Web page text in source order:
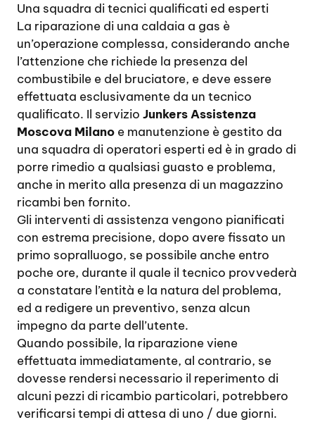
Una squadra di tecnici qualificati ed esperti
La riparazione di una caldaia a gas è
un’operazione complessa, considerando anche
l’attenzione che richiede la presenza del
combustibile e del bruciatore, e deve essere
effettuata esclusivamente da un tecnico
qualificato. Il servizio Junkers Assistenza
Moscova Milano e manutenzione è gestito da
una squadra di operatori esperti ed è in grado di
porre rimedio a qualsiasi guasto e problema,
anche in merito alla presenza di un magazzino
ricambi ben fornito.
Gli interventi di assistenza vengono pianificati
con estrema precisione, dopo avere fissato un
primo sopralluogo, se possibile anche entro
poche ore, durante il quale il tecnico provvederà
a constatare l’entità e la natura del problema,
ed a redigere un preventivo, senza alcun
impegno da parte dell’utente.
Quando possibile, la riparazione viene
effettuata immediatamente, al contrario, se
dovesse rendersi necessario il reperimento di
alcuni pezzi di ricambio particolari, potrebbero
verificarsi tempi di attesa di uno / due giorni.